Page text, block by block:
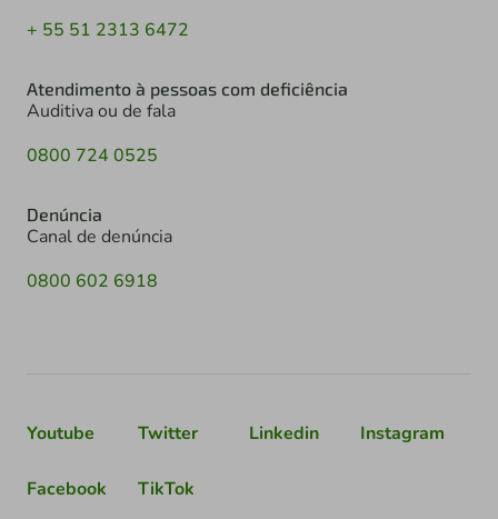
+ 55 51 2313 6472
Atendimento à pessoas com deficiência
Auditiva ou de fala
0800 724 0525
Denúncia
Canal de denúncia
0800 602 6918
Youtube Twitter Linkedin Instagram
Facebook TikTok